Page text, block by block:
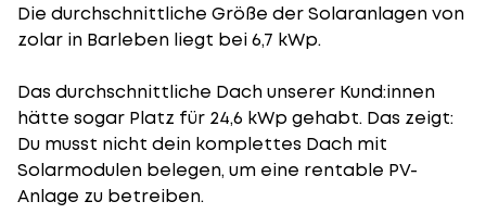
Die durchschnittliche Größe der Solaranlagenvon
zolar in Barleben liegt bei 6,7 kWp.
Das durchschnittliche Dach unserer Kund:innen
hätte sogar Platz für 24,6 kWp gehabt. Das zeigt:
Du musst nicht dein komplettes Dach mit
Solarmodulen belegen, um eine rentable PV-
Anlage zu betreiben.